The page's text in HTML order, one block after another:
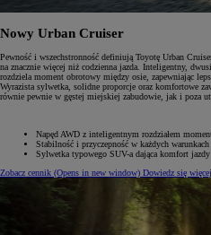
Nowy Urban Cruiser
Pewność i wszechstronność definiują Toyotę Urban
na znacznie więcej niż codzienna jazda. Inteligentny,
rozdziela moment obrotowy między osie, zapewniając
Wyrazista sylwetka, solidne proporcje oraz komfortowe
równie pewnie w gęstej miejskiej zabudowie, jak i poza
Napęd AWD z inteligentnym rozdziałem
Stabilność i przyczepność w każdych warunkach
Sylwetka typowego SUV-a dająca komfort jazdy
Zobacz cennik (Opens in new window) Dowiedz się więcej